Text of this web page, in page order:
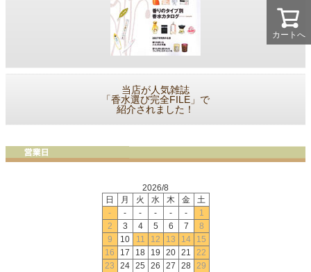
カートへ
当店が人気雑誌
「香水選び完全FILE」で
紹介されました！
2026/8
日
月 火 水 木 金
土
-
- - - - -
1
2
3 4 5 6 7
8
9
10 11 12 13 14
15
16
17 18 19 20 21
22
23
24 25 26 27 28 29